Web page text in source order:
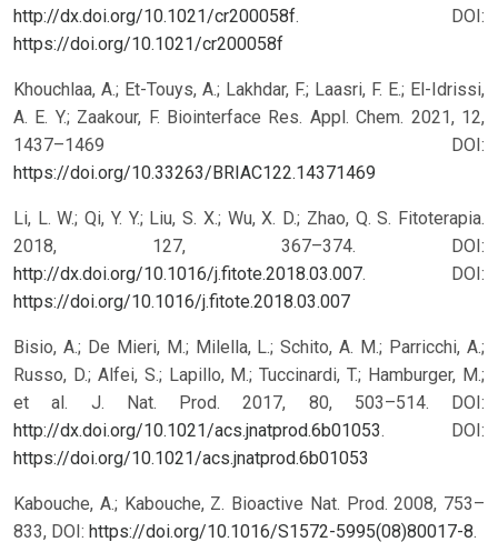
http://dx.doi.org/10.1021/cr200058f. DOI:
https://doi.org/10.1021/cr200058f
Khouchlaa, A.; Et-Touys, A.; Lakhdar, F.; Laasri, F. E.; El-Idrissi,
A. E. Y.; Zaakour, F. Biointerface Res. Appl. Chem. 2021, 12,
1437–1469 DOI:
https://doi.org/10.33263/BRIAC122.14371469
Li, L. W.; Qi, Y. Y.; Liu, S. X.; Wu, X. D.; Zhao, Q. S. Fitoterapia.
2018, 127, 367–374. DOI:
http://dx.doi.org/10.1016/j.fitote.2018.03.007. DOI:
https://doi.org/10.1016/j.fitote.2018.03.007
Bisio, A.; De Mieri, M.; Milella, L.; Schito, A. M.; Parricchi, A.;
Russo, D.; Alfei, S.; Lapillo, M.; Tuccinardi, T.; Hamburger, M.;
et al. J. Nat. Prod. 2017, 80, 503–514. DOI:
http://dx.doi.org/10.1021/acs.jnatprod.6b01053. DOI:
https://doi.org/10.1021/acs.jnatprod.6b01053
Kabouche, A.; Kabouche, Z. Bioactive Nat. Prod. 2008, 753–
833, DOI: https://doi.org/10.1016/S1572-5995(08)80017-8.